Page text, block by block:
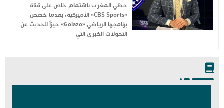
حظي المغرب باهتمام خاص على قناة
«CBS Sports» الأميركية، بعدما خصص
برنامجها الرياضي «Golazo» حيزاً للحديث عن
التحولات الكبرى التي